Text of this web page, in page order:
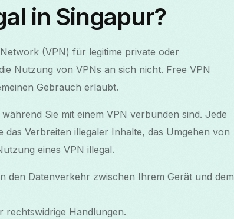
in Singapur?
(VPN) für legitime private oder
Nutzung von VPNs an sich nicht. Free VPN
Gebrauch erlaubt.
Sie mit einem VPN verbunden sind. Jede
Verbreiten illegaler Inhalte, das Umgehen von
eines VPN illegal.
den Datenverkehr zwischen Ihrem Gerät und dem
rechtswidrige Handlungen.